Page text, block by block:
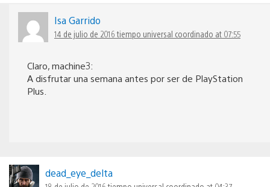
Isa Garrido
14 de julio de 2016 tiempo universal coordinado at 07:55
Claro, machine3:
A disfrutar una semana antes por ser de PlayStation
Plus.
dead_eye_delta